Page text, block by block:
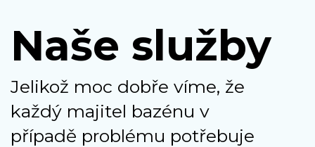
Naše služby
Jelikož moc dobře víme, že
každý majitel bazénu v
případě problému potřebuje